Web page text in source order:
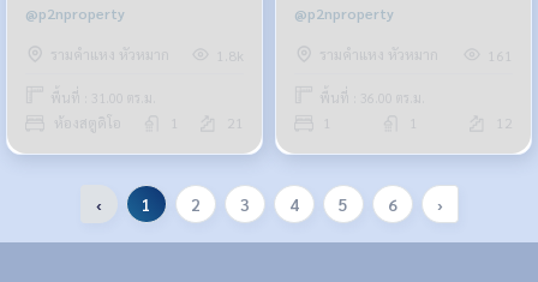
@p2nproperty
รามคำแหง หัวหมาก 1.8k
พื้นที่ : 31.00 ตร.ม.
ห้องสตูดิโอ
@p2nproperty
รามคำแหง หัวหมาก 161
พื้นที่ : 36.00 ตร.ม.
‹ 1 2 3 4 5 6 ›